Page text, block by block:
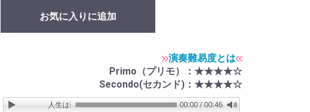
お気に入りに追加
演奏難易度とは
Primo（プリモ）：★★★★☆
Secondo(セカンド)：★★★★☆
人生は夢だらけ／椎名林檎 00:00 / 00:46